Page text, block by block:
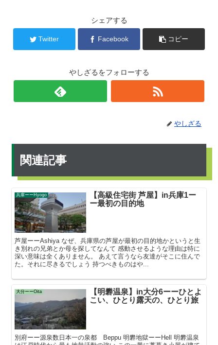
シェアする
Twitter Facebook コピー
やしざるをフォローする
やしざる
関連記事
兵庫ーーHyogo
【高級住宅街 芦屋】in兵庫1ー
ー最初の目的地
芦屋ーーAshiya なぜ、兵庫県の芦屋が最初の目的地かというと生
き別れの兄弟とか母を探してなんて 感動させるような理由は特に
深い意味は全くありません。 あえて言うなら友達がそこに住んで
た。それに尽きるでしょう 持つべきものはや...
大分ーーOita
【明礬温泉】in大分6ーーひとよ
こい、ひとり露天の、ひとり旅
別府ーー源泉数日本一の泉都 Beppu 明礬地獄ーーHell 明礬温泉